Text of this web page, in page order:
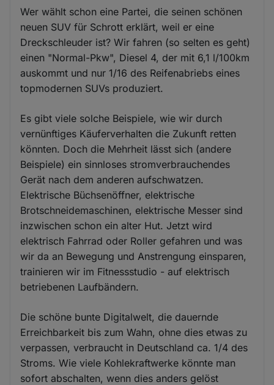
Wer wählt schon eine Partei, die seinen schönen
neuen SUV für Schrott erklärt, weil er eine
Dreckschleuder ist? Wir fahren (so selten es geht)
einen "Normal-Pkw", Diesel 4, der mit 6,1 l/100km
auskommt und nur 1/16 des Reifenabriebs eines
topmodernen SUVs produziert.
Es gibt viele solche Beispiele, wie wir durch
vernünftiges Käuferverhalten die Zukunft retten
könnten. Doch die Mehrheit lässt sich (andere
Beispiele) ein sinnloses stromverbrauchendes
Gerät nach dem anderen aufschwatzen.
Elektrische Büchsenöffner, elektrische
Brotschneidemaschinen, elektrische Messer sind
inzwischen schon ein alter Hut. Jetzt wird
elektrisch Fahrrad oder Roller gefahren und was
wir da an Bewegung und Anstrengung einsparen,
trainieren wir im Fitnessstudio - auf elektrisch
betriebenen Laufbändern.
Die schöne bunte Digitalwelt, die dauernde
Erreichbarkeit bis zum Wahn, ohne dies etwas zu
verpassen, verbraucht in Deutschland ca. 1/4 des
Stroms. Wie viele Kohlekraftwerke könnte man
sofort abschalten, wenn dies anders gelöst